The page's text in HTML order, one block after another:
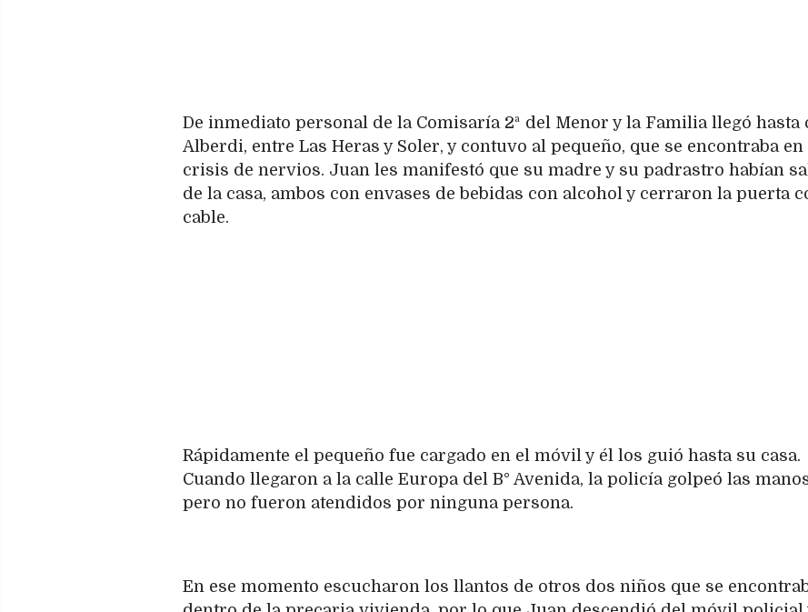
De inmediato personal de la Comisaría 2ª del Menor y la Familia llegó hasta
Alberdi, entre Las Heras y Soler, y contuvo al pequeño, que se encontraba en
crisis de nervios. Juan les manifestó que su madre y su padrastro habían
de la casa, ambos con envases de bebidas con alcohol y cerraron la puerta
cable.
Rápidamente el pequeño fue cargado en el móvil y él los guió hasta su casa.
Cuando llegaron a la calle Europa del B° Avenida, la policía golpeó las
pero no fueron atendidos por ninguna persona.
En ese momento escucharon los llantos de otros dos niños que se